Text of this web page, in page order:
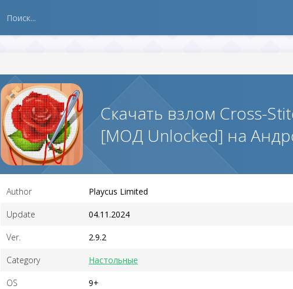
Скачать взлом Cross-
[МОД Unlocked] на
Author Playcus Limited
Update 04.11.2024
Ver. 2.9.2
Category Настольные
OS 9+